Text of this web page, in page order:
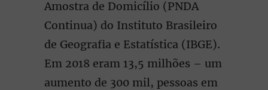
Amostra de Domicílio (PNDA
Continua) do Instituto Brasileiro
de Geografia e Estatística (IBGE).
Em 2018 eram 13,5 milhões – um
aumento de 300 mil, pessoas em